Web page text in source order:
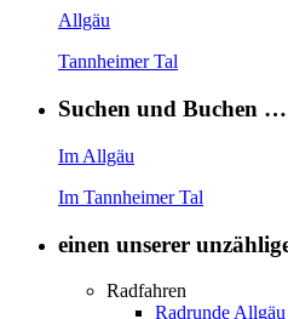
Allgäu
Tannheimer Tal
Suchen und Buchen …
Im Allgäu
Im Tannheimer Tal
einen unserer
Radfahren
Radrunde Allgäu